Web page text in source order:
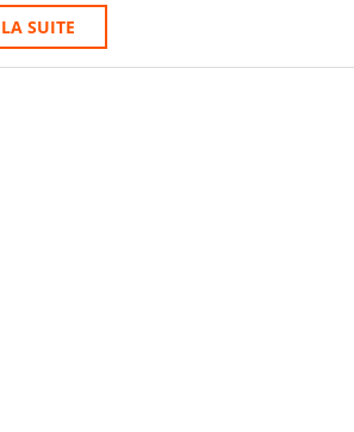
SUITELIRE
LA
SUITE